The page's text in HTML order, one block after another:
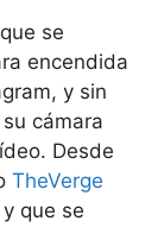
se
encendida
y sin
cámara
Desde
TheVerge
que se